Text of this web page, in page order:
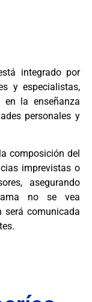
integrado por
y especialistas,
la enseñanza
personales y
composición del
imprevistas o
asegurando
no se vea
será comunicada